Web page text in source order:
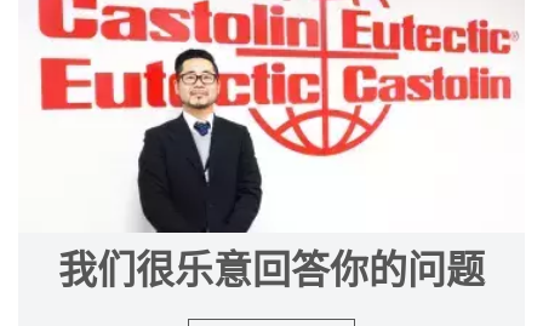
我们很乐意回答你的问题